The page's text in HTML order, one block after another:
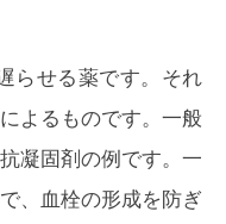
らせる薬です。それ
よるものです。一般
凝固剤の例です。一
、血栓の形成を防ぎ